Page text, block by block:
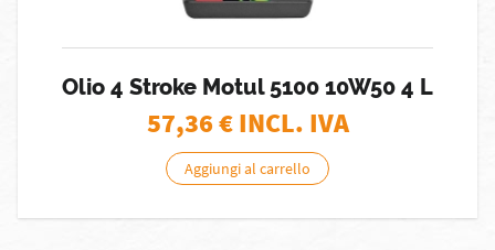
Olio 4 Stroke Motul 5100 10W50 4 L
57,36€ INCL. IVA
Aggiungi al carrello